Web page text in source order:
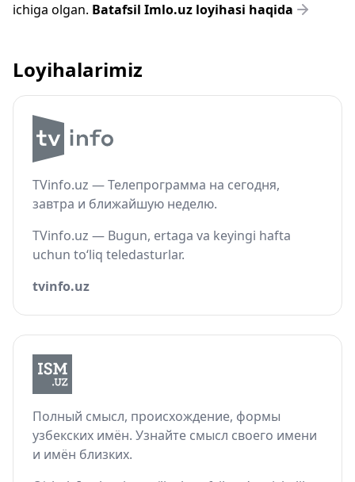
ichiga olgan. Batafsil Imlo.uz loyihasi haqida
Loyihalarimiz
TVinfo.uz — Телепрограмма на сегодня,
завтра и ближайшую неделю.
TVinfo.uz — Bugun, ertaga va keyingi hafta
uchun to‘liq teledasturlar.
tvinfo.uz
Полный смысл, происхождение, формы
узбекских имён. Узнайте смысл своего имени
и имён близких.